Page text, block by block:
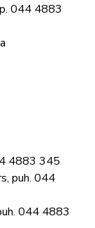
044 4883
4883 345
puh. 044
044 4883